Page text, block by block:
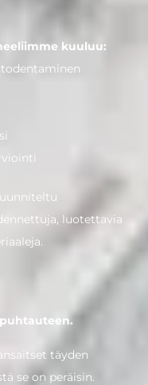
kuuluu:
luotettavia
täyden
se on peräisin.